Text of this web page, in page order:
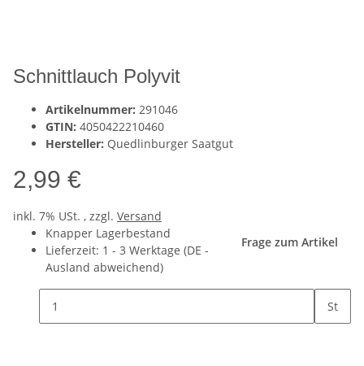
Schnittlauch Polyvit
Artikelnummer: 291046
GTIN: 4050422210460
Hersteller: Quedlinburger Saatgut
2,99 €
inkl. 7% USt. , zzgl. Versand
Knapper Lagerbestand
Lieferzeit: 1 - 3 Werktage (DE -
Ausland abweichend)
Frage zum Artikel
St